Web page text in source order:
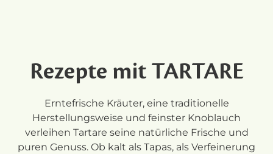
Rezepte mit TARTARE
Erntefrische Kräuter, eine traditionelle
Herstellungsweise und feinster Knoblauch
verleihen Tartare seine natürliche Frische und
puren Genuss. Ob kalt als Tapas, als Verfeinerung